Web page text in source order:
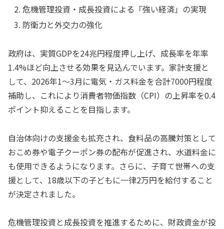
危機管理投資・成長投資による「強い経済」の実現
防衛力と外交力の強化
政府は、実質GDPを24兆円程度押し上げ、成長率を年率
1.4%ほど向上させる効果を見込んでいます。家計支援と
して、2026年1〜3月に電気・ガス料金を合計7000円程度
補助し、これにより消費者物価指数（CPI）の上昇率を0.4
ポイント抑えることを目指します。
自治体向けの支援金も拡充され、食料品の高騰対策として
おこめ券や電子クーポン券の配布が促進され、水道料金に
も使用できるようになります。さらに、子育て世帯への支
援として、18歳以下の子どもに一律2万円を給付すること
が決定されました。
危機管理投資と成長投資を推進するために、財政資金が投